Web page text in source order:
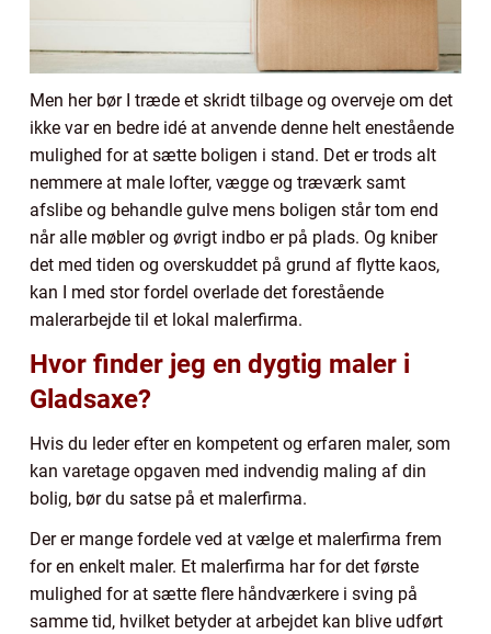
Men her bør I træde et skridt tilbage og overveje om det
ikke var en bedre idé at anvende denne helt enestående
mulighed for at sætte boligen i stand. Det er trods alt
nemmere at male lofter, vægge og træværk samt
afslibe og behandle gulve mens boligen står tom end
når alle møbler og øvrigt indbo er på plads. Og kniber
det med tiden og overskuddet på grund af flytte kaos,
kan I med stor fordel overlade det forestående
malerarbejde til et lokal malerfirma.
Hvor finder jeg en dygtig maler i
Gladsaxe?
Hvis du leder efter en kompetent og erfaren maler, som
kan varetage opgaven med indvendig maling af din
bolig, bør du satse på et malerfirma.
Der er mange fordele ved at vælge et malerfirma frem
for en enkelt maler. Et malerfirma har for det første
mulighed for at sætte flere håndværkere i sving på
samme tid, hvilket betyder at arbejdet kan blive udført